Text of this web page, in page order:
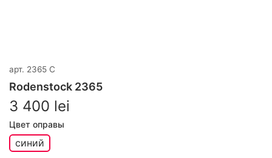
арт. 2365 C
Rodenstock 2365
3 400 lei
Цвет оправы
синий